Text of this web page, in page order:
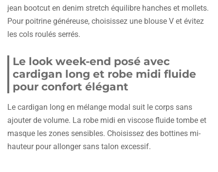
jean bootcut en denim stretch équilibre hanches et mollets.
Pour poitrine généreuse, choisissez une blouse V et évitez
les cols roulés serrés.
Le look week-end posé avec
cardigan long et robe midi fluide
pour confort élégant
Le cardigan long en mélange modal suit le corps sans
ajouter de volume. La robe midi en viscose fluide tombe et
masque les zones sensibles. Choisissez des bottines mi-
hauteur pour allonger sans talon excessif.